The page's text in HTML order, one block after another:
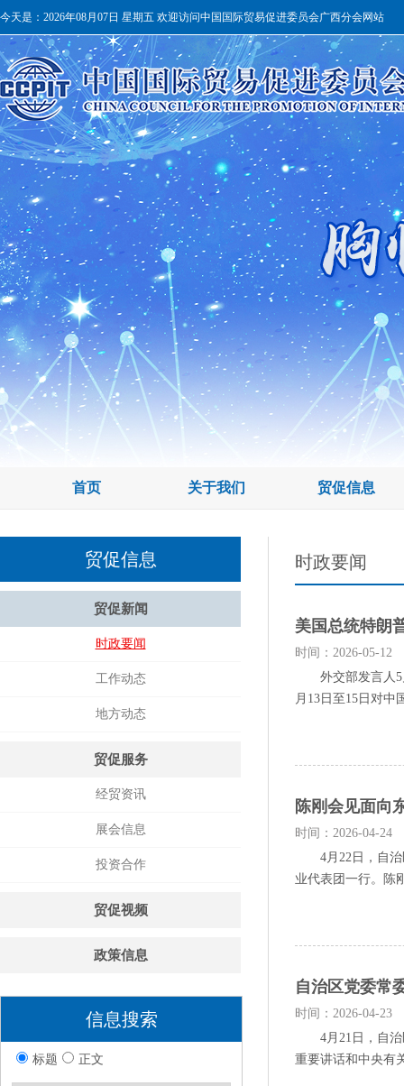
今天是： 2026年08月07日 星期五 欢迎访问中国国际贸易促进委员会广西分会网站
首页 关于我们 贸促信息
贸促信息
贸促新闻
时政要闻
工作动态
地方动态
贸促服务
经贸资讯
展会信息
投资合作
贸促视频
政策信息
信息搜索
标题 正文
时政要闻
美国总统特朗
时间：2026-05-12
外交部发言人5月
月13日至15日对中
陈刚会见面向
时间：2026-04-24
4月22日，自治
业代表团一行。陈
自治区党委常
时间：2026-04-23
4月21日，自治
重要讲话和中央有